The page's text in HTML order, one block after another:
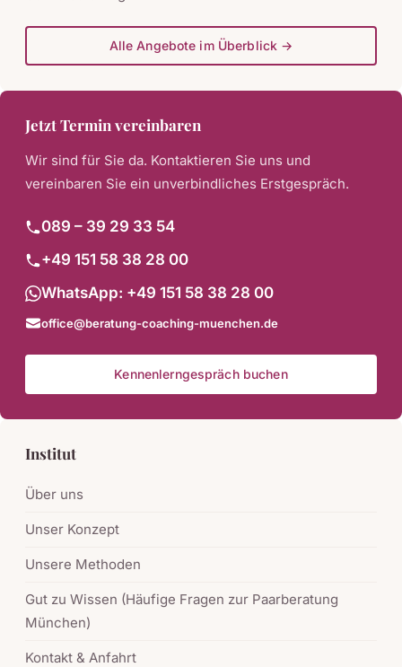
Alle Angebote im Überblick →
Jetzt Termin vereinbaren
Wir sind für Sie da. Kontaktieren Sie uns und
vereinbaren Sie ein unverbindliches Erstgespräch.
089 – 39 29 33 54
+49 151 58 38 28 00
WhatsApp: +49 151 58 38 28 00
office@beratung-coaching-muenchen.de
Kennenlerngespräch buchen
Institut
Über uns
Unser Konzept
Unsere Methoden
Gut zu Wissen (Häufige Fragen zur Paarberatung
München)
Kontakt & Anfahrt